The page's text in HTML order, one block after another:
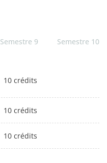
Semestre 9 Semestre 10
10 crédits
10 crédits
10 crédits